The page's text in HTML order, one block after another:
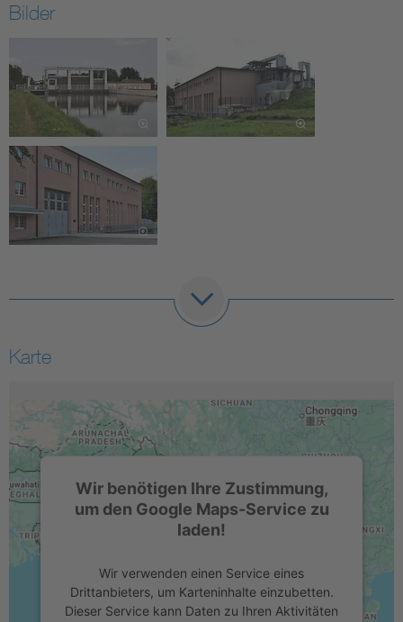
Bilder
Karte
Wir benötigen Ihre Zustimmung,
um den Google Maps-Service zu
laden!
Wir verwenden einen Service eines
Drittanbieters, um Karteninhalte einzubetten.
Dieser Service kann Daten zu Ihren Aktivitäten